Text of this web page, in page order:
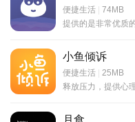
便捷生活 | 74MB
提供的是非常优质
小鱼倾诉
便捷生活 | 25MB
释放压力，提供心
月食